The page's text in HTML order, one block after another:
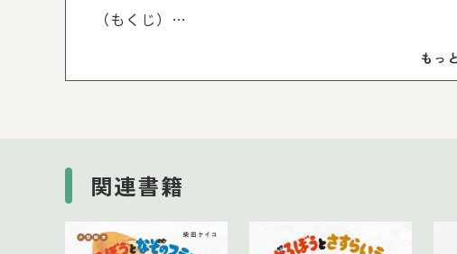
（もくじ）
└パンどろぼう・にせパンどろぼう・なぞのフラ
└絵本に登場するおにぎり（うめおにぎり・てん
３）すぐ つくれる！ パンどろぼう（オリジナルお
もっ
関連書籍